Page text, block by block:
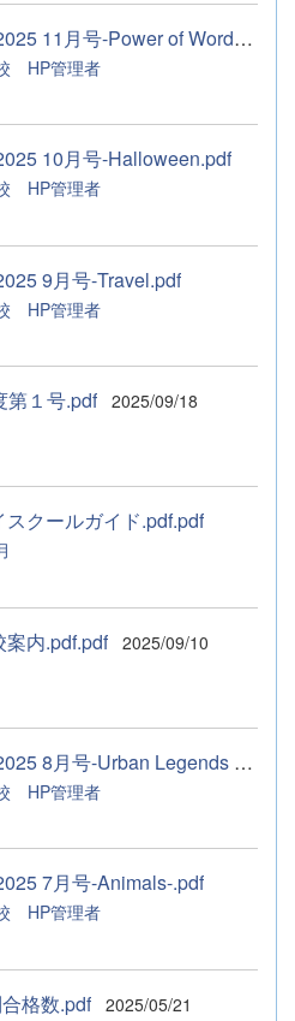
Seiran English Journal 2025 11月号-Power of Words Compressed-...
HP管理者
10月号-Halloween.pdf
HP管理者
9月号-Travel.pdf
HP管理者
第１号.pdf 2025/09/18
クールガイド.pdf.pdf
内.pdf.pdf 2025/09/10
Seiran English Journal 2025 8月号-Urban Legends Youkai.pdf
HP管理者
7月号-Animals-.pdf
HP管理者
格数.pdf 2025/05/21